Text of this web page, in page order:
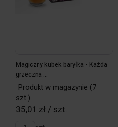
Magiczny kubek baryłka - Każda
grzeczna ...
Produkt w magazynie (7
szt.)
35,01 zł / szt.